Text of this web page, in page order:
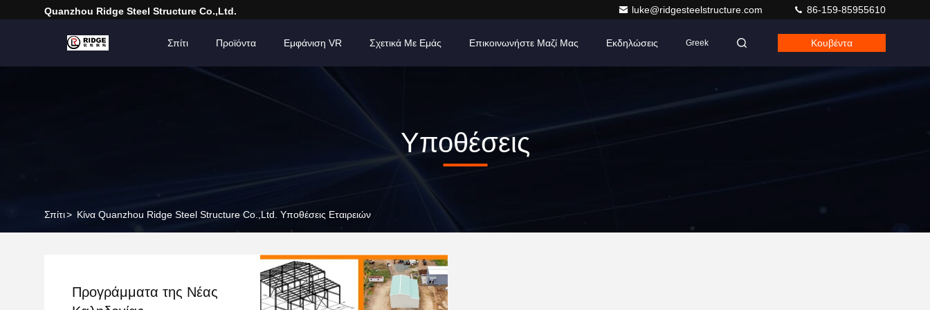
Quanzhou Ridge Steel Structure Co.,Ltd. luke@ridgesteelstructure.com 86-159-85955610
Σπίτι Προϊόντα Εμφάνιση VR Σχετικά Με Εμάς Επικοινωνήστε Μαζί Μας Εκδηλώσεις Greek Κουβέντα
Υποθέσεις
Σπίτι> Κίνα Quanzhou Ridge Steel Structure Co.,Ltd. Υποθέσεις Εταιρειών
Προγράμματα της Νέας